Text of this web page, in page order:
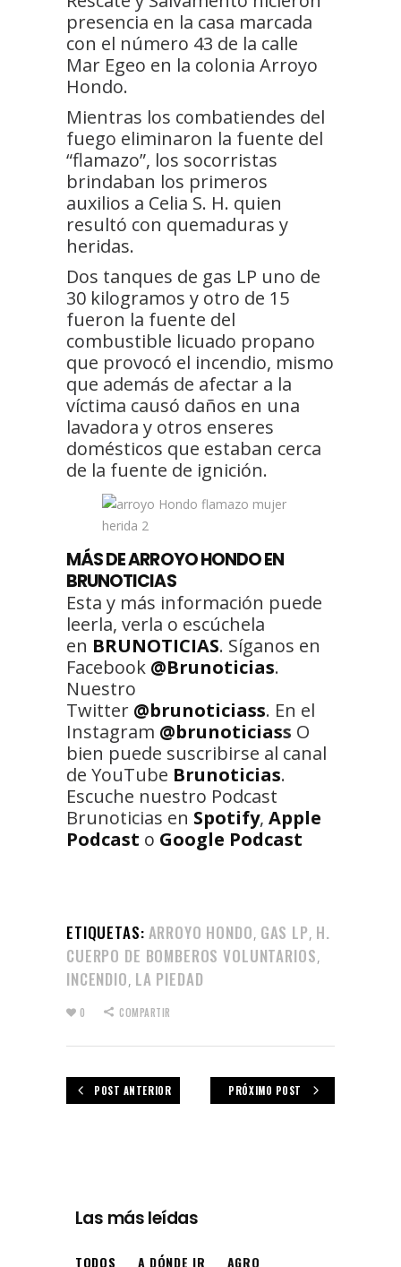
presencia en la casa marcada
con el número 43 de la calle
Mar Egeo en la colonia Arroyo
Hondo.
Mientras los combatiendes del
fuego eliminaron la fuente del
“flamazo”, los socorristas
brindaban los primeros
auxilios a Celia S. H. quien
resultó con quemaduras y
heridas.
Dos tanques de gas LP uno de
30 kilogramos y otro de 15
fueron la fuente del
combustible licuado propano
que provocó el incendio, mismo
que además de afectar a la
víctima causó daños en una
lavadora y otros enseres
domésticos que estaban cerca
de la fuente de ignición.
MÁS DE ARROYO HONDO EN
BRUNOTICIAS
Esta y más información puede
leerla, verla o escúchela
en BRUNOTICIAS. Síganos en
Facebook @Brunoticias.
Nuestro
Twitter @brunoticiass. En el
Instagram @brunoticiass O
bien puede suscribirse al canal
de YouTube Brunoticias.
Escuche nuestro Podcast
Brunoticias en Spotify, Apple
Podcast o Google Podcast
ETIQUETAS: ARROYO HONDO, GAS LP, H.
CUERPO DE BOMBEROS VOLUNTARIOS,
INCENDIO, LA PIEDAD
0 COMPARTIR
POST ANTERIOR PRÓXIMO POST
Las más leídas
TODOS A DÓNDE IR AGRO